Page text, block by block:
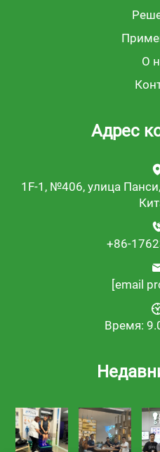
О
Адрес
1F-1, №406, улица
+86-
[email
Время: